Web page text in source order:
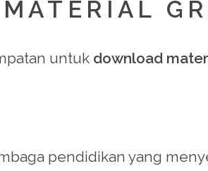
untuk download
pendidikan yang